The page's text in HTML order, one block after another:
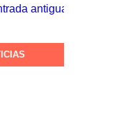
antigua